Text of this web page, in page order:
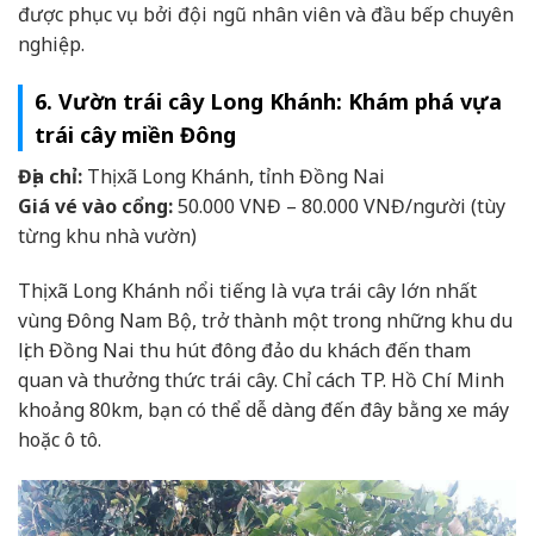
được phục vụ bởi đội ngũ nhân viên và đầu bếp chuyên
nghiệp.
6. Vườn trái cây Long Khánh: Khám phá vựa
trái cây miền Đông
Địa chỉ: Thị xã Long Khánh, tỉnh Đồng Nai
Giá vé vào cổng:50.000 VNĐ – 80.000 VNĐ/người (tùy
từng khu nhà vườn)
Thị xã Long Khánh nổi tiếng là vựa trái cây lớn nhất
vùng Đông Nam Bộ, trở thành một trong những khu du
lịch Đồng Nai thu hút đông đảo du khách đến tham
quan và thưởng thức trái cây. Chỉ cách TP. Hồ Chí Minh
khoảng 80km, bạn có thể dễ dàng đến đây bằng xe máy
hoặc ô tô.